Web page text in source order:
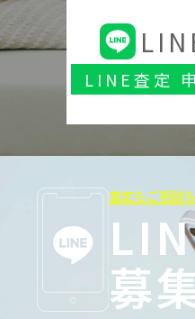
LINE査定
査定もご相談も
募